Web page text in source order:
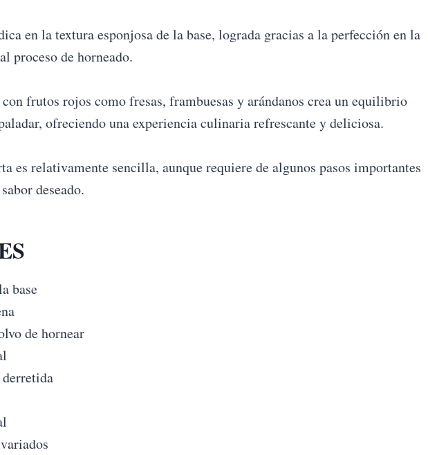
en la textura esponjosa de la base, lograda gracias a la perfección en la
proceso de horneado.
frutos rojos como fresas, frambuesas y arándanos crea un equilibrio
ofreciendo una experiencia culinaria refrescante y deliciosa.
es relativamente sencilla, aunque requiere de algunos pasos importantes
deseado.
base
de hornear